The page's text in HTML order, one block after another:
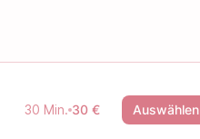
30 Min. 30 € Auswählen